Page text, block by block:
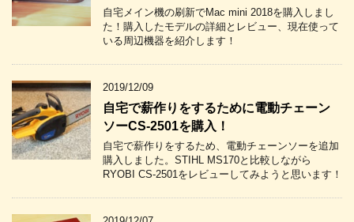
自宅メイン機の刷新でMac mini 2018を購入しまし
た！購入したモデルの詳細とレビュー、現在使って
いる周辺機器を紹介します！
2019/12/09
自宅で薪作りをするために電動チェーン
ソーCS-2501を購入！
自宅で薪作りをするため、電動チェーンソーを追加
購入しました。STIHL MS170と比較しながら
RYOBI CS-2501をレビューしてみようと思います！